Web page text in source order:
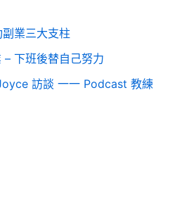
業三大支柱
下班後替自己努力
訪談 一一 Podcast 教練